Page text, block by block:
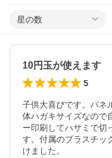
星の数
10円玉が使えます
5
子供大喜びです。パネ
体ハガキサイズなので
ー印刷してハサミで切
す。付属のプラスチッ
けました。